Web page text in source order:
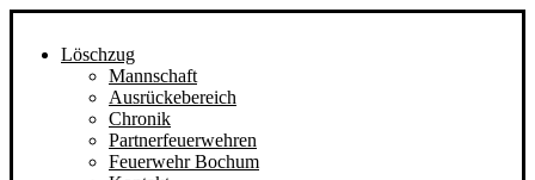
Löschzug
Mannschaft
Ausrückebereich
Chronik
Partnerfeuerwehren
Feuerwehr Bochum